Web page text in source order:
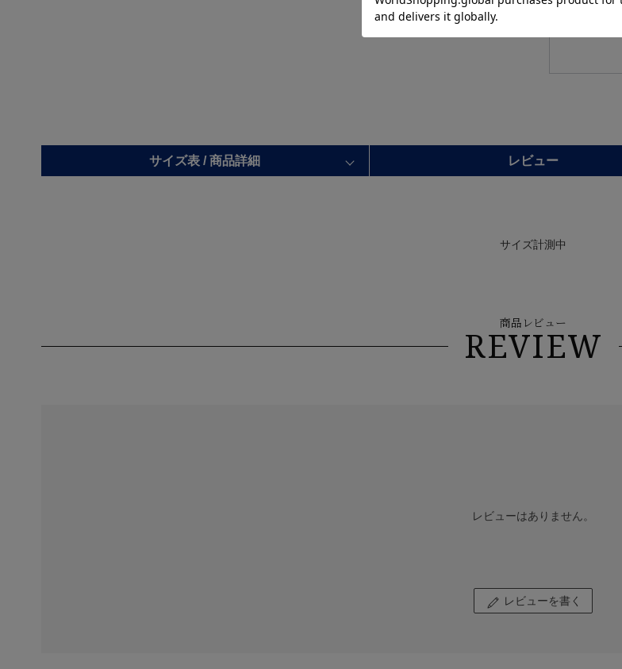
サイズ表 /商品詳細 レビュー
サイズ計測中
商品レビュー
REVIEW
レビューはありません。
レビューを書く